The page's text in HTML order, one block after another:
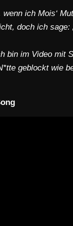
wenn ich Mois‘
doch ich sage:
bin im Video mit
geblockt wie